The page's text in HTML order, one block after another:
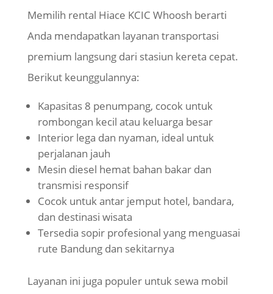
Memilih rental Hiace KCIC Whoosh berarti
Anda mendapatkan layanan transportasi
premium langsung dari stasiun kereta cepat.
Berikut keunggulannya:
Kapasitas 8 penumpang, cocok untuk
rombongan kecil atau keluarga besar
Interior lega dan nyaman, ideal untuk
perjalanan jauh
Mesin diesel hemat bahan bakar dan
transmisi responsif
Cocok untuk antar jemput hotel, bandara,
dan destinasi wisata
Tersedia sopir profesional yang menguasai
rute Bandung dan sekitarnya
Layanan ini juga populer untuk sewa mobil